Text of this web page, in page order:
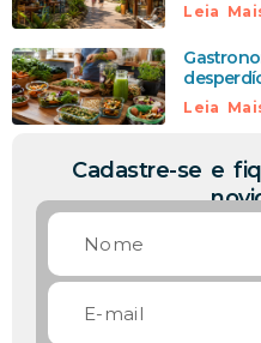
Leia
Leia
Cadastre-se e